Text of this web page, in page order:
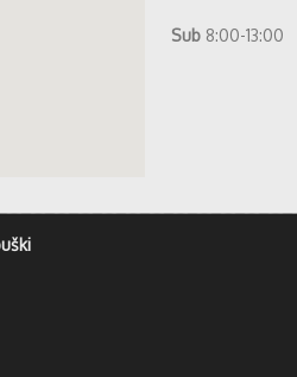
Sub 8:00-13:00